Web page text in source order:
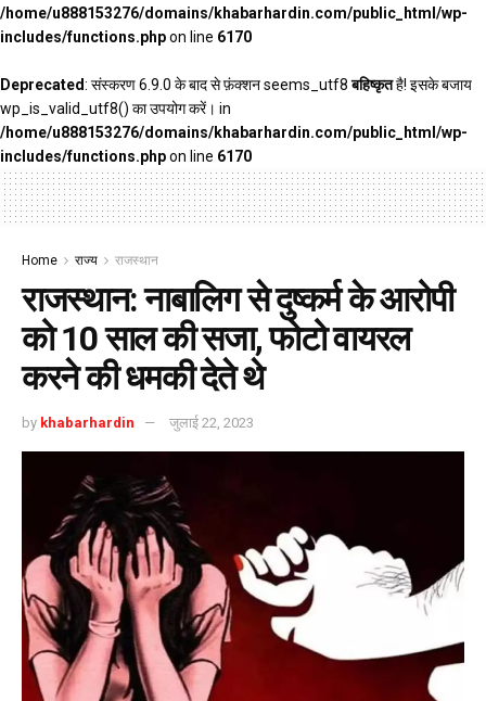
/home/u888153276/domains/khabarhardin.com/public_html/wp-
includes/functions.phpon line 6170
Deprecated: संस्करण 6.9.0 के बाद से फ़ंक्शन seems_utf8बहिष्कृतहै! इसके बजाय
wp_is_valid_utf8() का उपयोग करें। in
/home/u888153276/domains/khabarhardin.com/public_html/wp-
includes/functions.phpon line 6170
Home राज्य राजस्थान
राजस्थान: नाबालिग से दुष्कर्म के आरोपी
को 10 साल की सजा, फोटो वायरल
करने की धमकी देते थे
by khabarhardin जुलाई 22, 2023